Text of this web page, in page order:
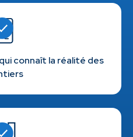
connaît la réalité des